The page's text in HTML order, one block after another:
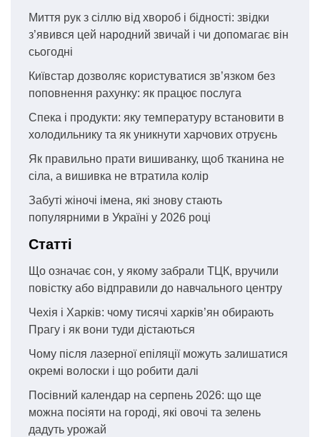
Миття рук з сіллю від хвороб і бідності: звідки
з’явився цей народний звичай і чи допомагає він
сьогодні
Київстар дозволяє користуватися зв’язком без
поповнення рахунку: як працює послуга
Спека і продукти: яку температуру встановити в
холодильнику та як уникнути харчових отруєнь
Як правильно прати вишиванку, щоб тканина не
сіла, а вишивка не втратила колір
Забуті жіночі імена, які знову стають
популярними в Україні у 2026 році
Статті
Що означає сон, у якому забрали ТЦК, вручили
повістку або відправили до навчального центру
Чехія і Харків: чому тисячі харків’ян обирають
Прагу і як вони туди дістаються
Чому після лазерної епіляції можуть залишатися
окремі волоски і що робити далі
Посівний календар на серпень 2026: що ще
можна посіяти на городі, які овочі та зелень
дадуть урожай